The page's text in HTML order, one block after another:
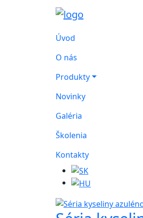
Úvod
O nás
Produkty
Novinky
Galéria
Školenia
Kontakty